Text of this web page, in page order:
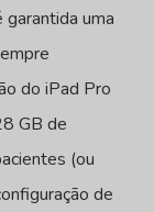
uma
do iPad Pro
GB de
(ou
de